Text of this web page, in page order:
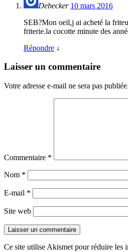
Debecker 10 mars 2016
SEB?Mon oeil,j ai acheté la
friterie.la cocotte minute des
Répondre ↓
Laisser un commentaire
Votre adresse e-mail ne sera pas publiée.
Commentaire *
Nom *
E-mail *
Site web
Ce site utilise Akismet pour réduire les